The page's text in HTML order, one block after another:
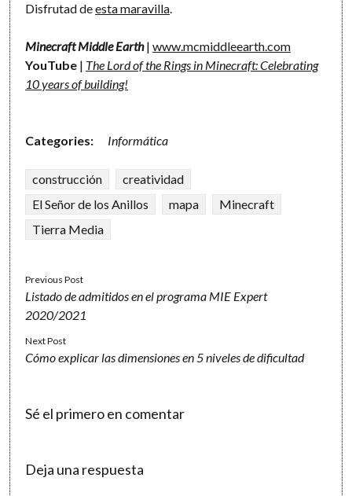
Disfrutad deesta maravilla.
Minecraft Middle Earth|www.mcmiddleearth.com
YouTube | The Lord of the Rings in Minecraft: Celebrating
10 years of building!
Categories: Informática
construcción
creatividad
El Señor de los Anillos
mapa
Minecraft
Tierra Media
Previous Post
Listado de admitidos en el programa MIE Expert
2020/2021
Next Post
Cómo explicar las dimensiones en 5 niveles de dificultad
Sé el primero en comentar
Deja una respuesta